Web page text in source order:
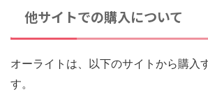
他サイトでの購入について
オーライトは、以下のサイトから購入
す。